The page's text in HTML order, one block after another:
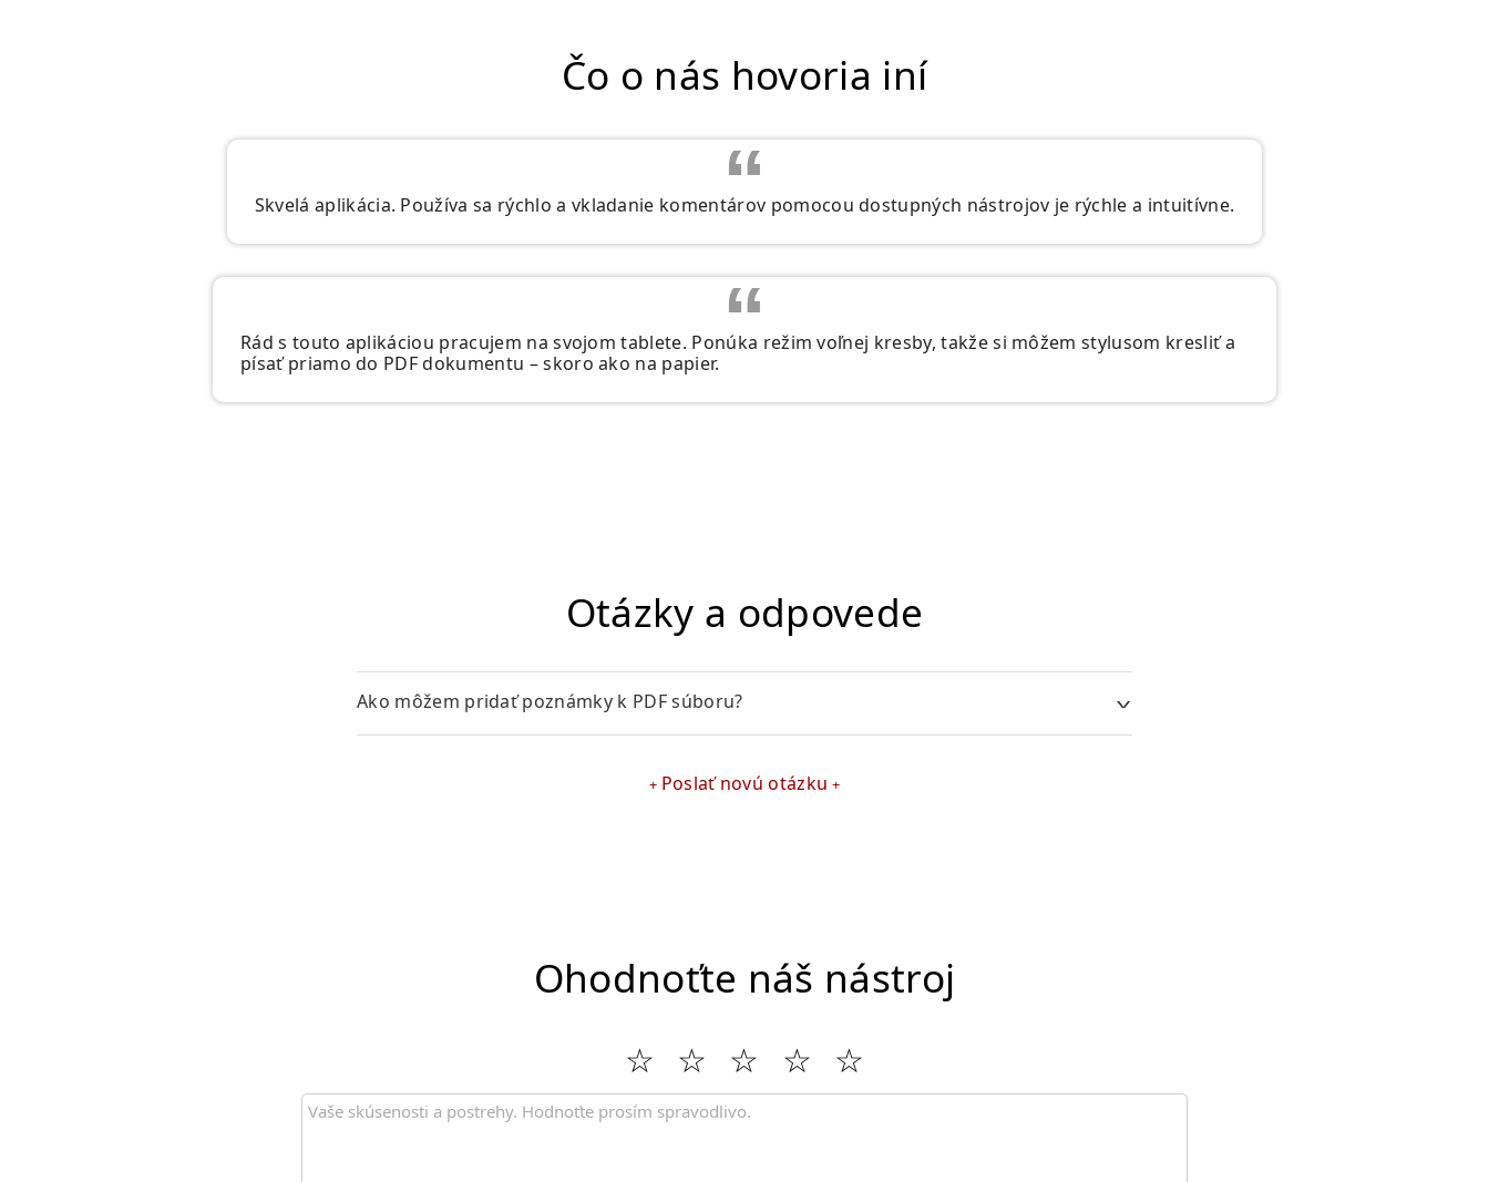
Čo o nás hovoria iní
Skvelá aplikácia. Používa sa rýchlo a vkladanie komentárov pomocou dostupných nástrojov je rýchle a intuitívne.
Rád s touto aplikáciou pracujem na svojom tablete. Ponúka režim voľnej kresby, takže si môžem stylusom kresliť a
písať priamo do PDF dokumentu – skoro ako na papier.
Otázky a odpovede
Ako môžem pridať poznámky k PDF súboru?
Poslať novú otázku
Ohodnoťte náš nástroj